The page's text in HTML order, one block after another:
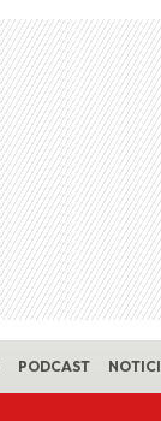
PODCAST